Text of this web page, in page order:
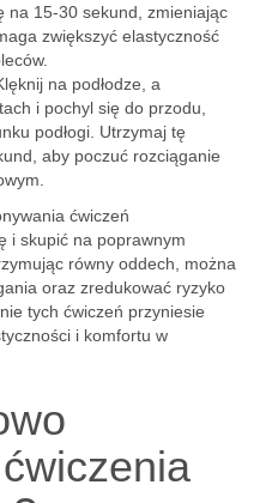
na 15-30 sekund, zmieniając
zwiększyć elastyczność
na podłodze, a
i pochyl się do przodu,
podłogi. Utrzymaj tę
aby poczuć rozciąganie
ćwiczeń
i skupić na poprawnym
równy oddech, można
oraz zredukować ryzyko
tych ćwiczeń przyniesie
i komfortu w